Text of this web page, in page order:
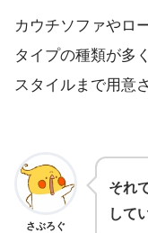
カウチソファやロ
タイプの種類が多
スタイルまで用意
さぶろぐ
それ
して